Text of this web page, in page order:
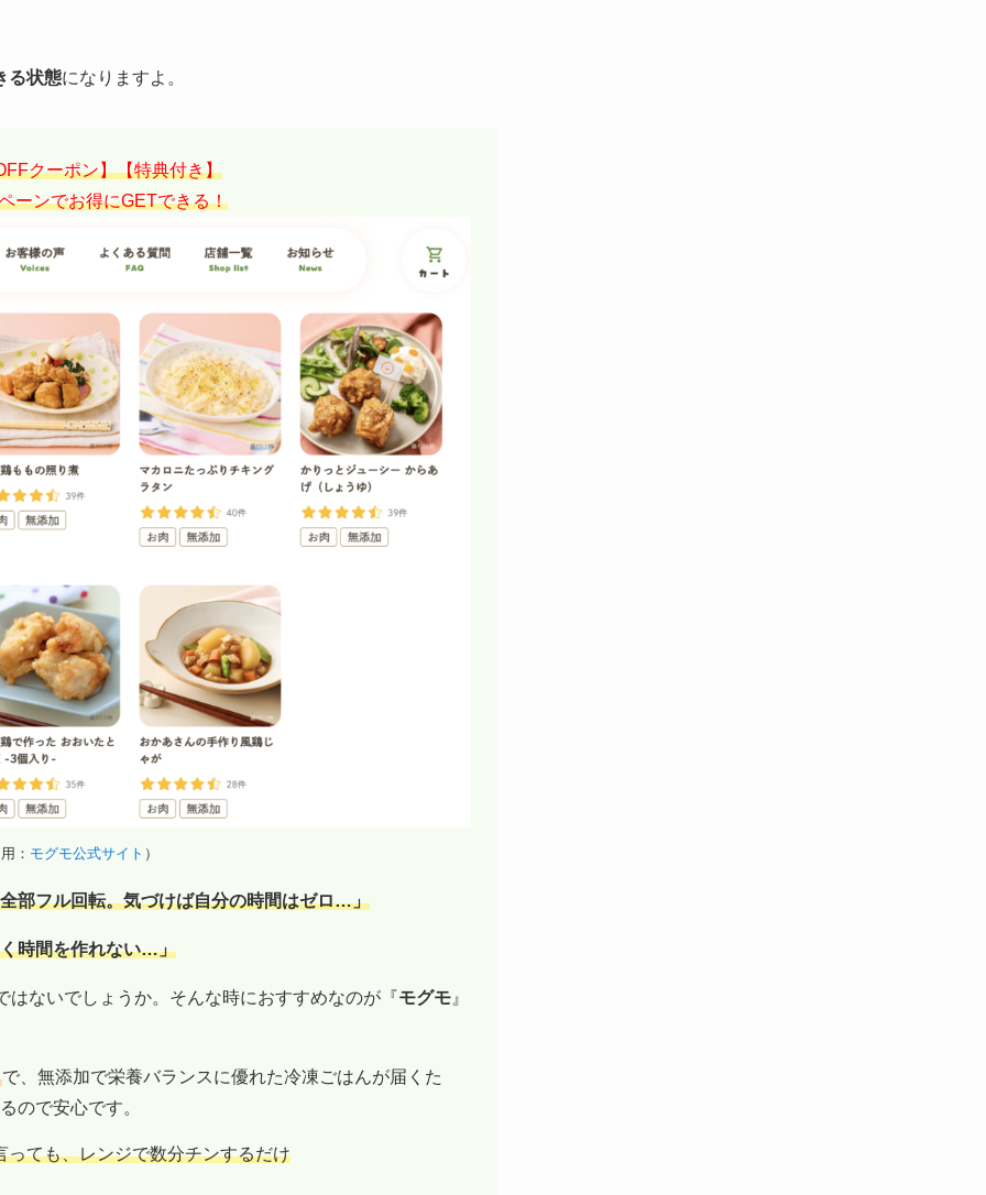
る状態になりますよ。
クーポン】【特典付き】
ーンでお得にGETできる！
： モグモ公式サイト ）
部フル回転。気づけば自分の時間はゼロ…」
時間を作れない…」
はないでしょうか。そんな時におすすめなのが『モグモ 』
で、無添加で栄養バランスに優れた冷凍ごはんが届くた
ので安心です。
ても、レンジで数分チンするだけ